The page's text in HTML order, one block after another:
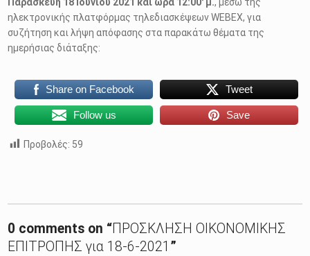
Παρασκευή 18 Ιουνίου 2021 και ώρα 12:00′ μ., μέσω της
ηλεκτρονικής πλατφόρμας τηλεδιασκέψεων WEBEX, για
συζήτηση και λήψη απόφασης στα παρακάτω θέματα της
ημερήσιας διάταξης:
Share on Facebook Tweet
Follow us Save
Προβολές: 59
0 comments on “ΠΡΟΣΚΛΗΣΗ ΟΙΚΟΝΟΜΙΚΗΣ
ΕΠΙΤΡΟΠΗΣ για 18-6-2021 ”